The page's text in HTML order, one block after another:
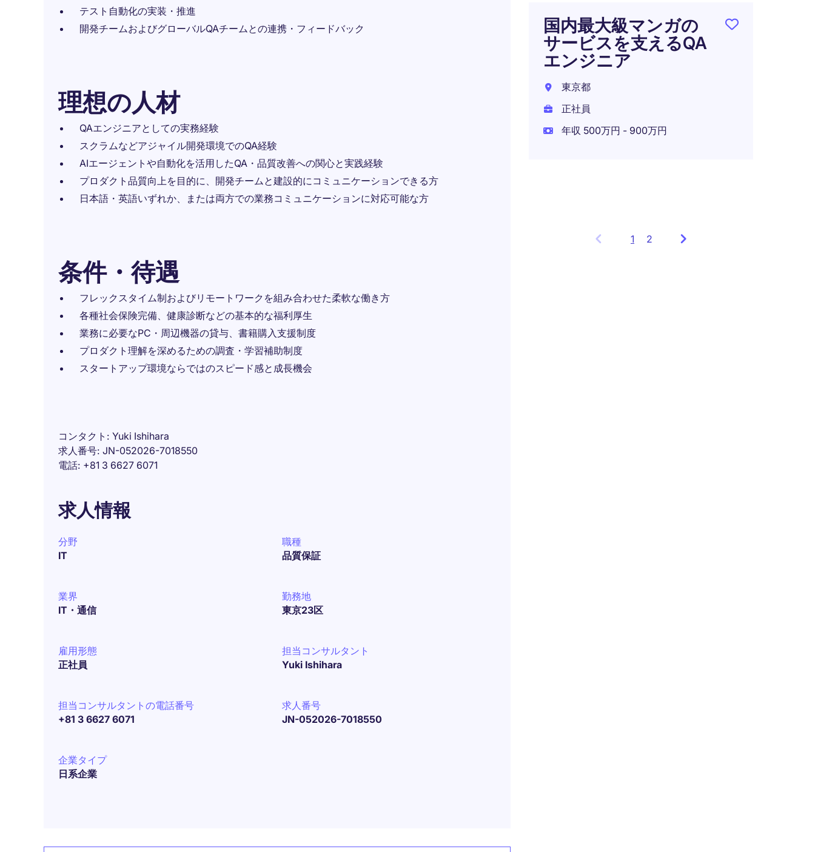
テスト自動化の実装・推進
開発チームおよびグローバルQAチームとの連携・フィードバック
理想の人材
QAエンジニアとしての実務経験
スクラムなどアジャイル開発環境でのQA経験
AIエージェントや自動化を活用したQA・品質改善への関心と実践経験
プロダクト品質向上を目的に、開発チームと建設的にコミュニケーションできる方
日本語・英語いずれか、または両方での業務コミュニケーションに対応可能な方
条件・待遇
フレックスタイム制およびリモートワークを組み合わせた柔軟な働き方
各種社会保険完備、健康診断などの基本的な福利厚生
業務に必要なPC・周辺機器の貸与、書籍購入支援制度
プロダクト理解を深めるための調査・学習補助制度
スタートアップ環境ならではのスピード感と成長機会
コンタクト
Yuki Ishihara
求人番号 JN-052026-7018550
電話 +81 3 6627 6071
求人情報
分野
IT
職種
品質保証
業界
IT・通信
勤務地
東京23区
雇用形態
正社員
担当コンサルタント
Yuki Ishihara
担当コンサルタントの電話番号
+81 3 6627 6071
求人番号
JN-052026-7018550
企業タイプ
日系企業
国内最大級マンガの
サービスを支えるQA
エンジニア
東京都
正社員
年収 500万円 - 900万円
1 Showing
2